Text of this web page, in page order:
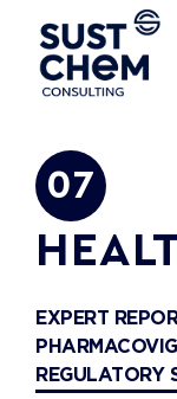
07
EXPERT
REGULATORY